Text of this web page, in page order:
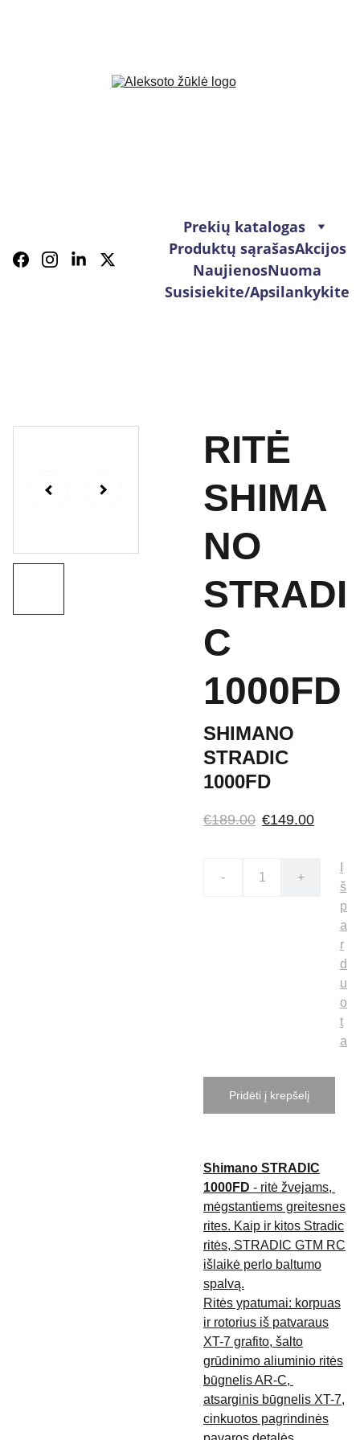
Prekių katalogas
Produktų sąrašasAkcijos
NaujienosNuoma
Susisiekite/Apsilankykite
RITĖ
SHIMA
NO
STRADI
C
1000FD
SHIMANO
STRADIC
1000FD
€189.00 €149.00
- +
š
p
a
r
d
u
o
t
a
Pridėti į krepšelį
Shimano STRADIC
1000FD - ritė žvejams,
mėgstantiems greitesnes
rites. Kaip ir kitos Stradic
ritės, STRADIC GTM RC
išlaikė perlo baltumo
spalvą.
Ritės ypatumai: korpuas
ir rotorius iš patvaraus
XT-7 grafito, šalto
grūdinimo aliuminio ritės
būgnelis AR-C,
atsarginis būgnelis XT-7,
cinkuotos pagrindinės